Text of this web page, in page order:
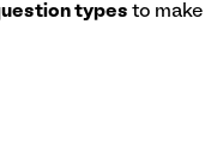
types to make